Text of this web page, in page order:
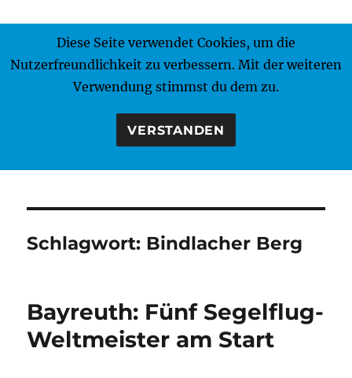
MENÜ
Schlagwort: Bindlacher Berg
Bayreuth: Fünf Segelflug-
Weltmeister am Start
Diese Seite verwendet Cookies, um die
Nutzerfreundlichkeit zu verbessern. Mit der weiteren
Verwendung stimmst du dem zu.
VERSTANDEN